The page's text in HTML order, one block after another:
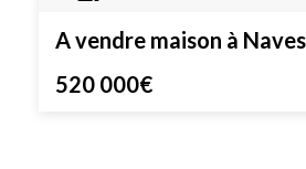
A vendre maison à
520 000€